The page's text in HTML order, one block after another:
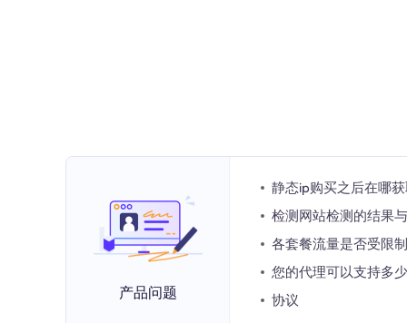
产品问题
静态ip购买之后在哪
检测网站检测的结果
各套餐流量是否受限
协议